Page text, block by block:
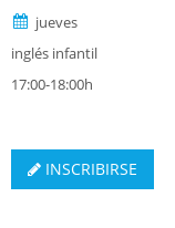
jueves
inglés infantil
17:00-18:00h
INSCRIBIRSE